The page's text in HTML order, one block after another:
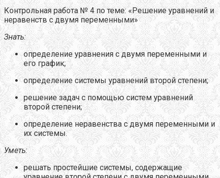
Контрольная работа № 4 по теме: «Решение уравнений и
неравенств с двумя переменными»
Знать:
определение уравнения с двумя переменными и
его график;
определение системы уравнений второй степени;
решение задач с помощью систем уравнений
второй степени;
определение неравенства с двумя переменными и
их системы.
Уметь:
решать простейшие системы, содержащие